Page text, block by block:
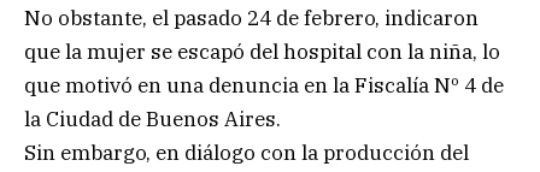
No obstante, el pasado 24 de febrero, indicaron
que la mujer se escapó del hospital con la niña, lo
que motivó en una denuncia en la Fiscalía Nº 4 de
la Ciudad de Buenos Aires.
Sin embargo, en diálogo con la producción del